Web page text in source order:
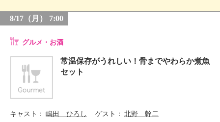
8/17（月） 7:00
グルメ・お酒
常温保存がうれしい！骨までやわらか煮魚
セット
キャスト 嶋田 ひろし ゲスト 北野 幹二